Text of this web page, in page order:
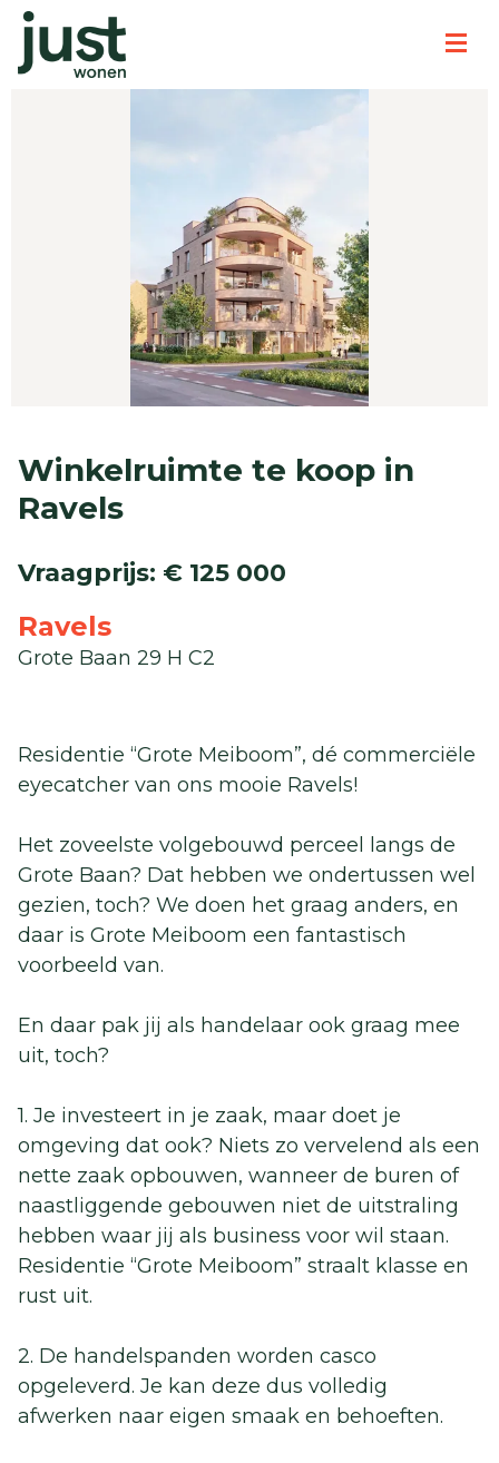
Winkelruimte te koop in
Ravels
Vraagprijs: € 125 000
Ravels
Grote Baan 29 H C2
Residentie “Grote Meiboom”, dé commerciële
eyecatcher van ons mooie Ravels!
Het zoveelste volgebouwd perceel langs de
Grote Baan? Dat hebben we ondertussen wel
gezien, toch? We doen het graag anders, en
daar is Grote Meiboom een fantastisch
voorbeeld van.
En daar pak jij als handelaar ook graag mee
uit, toch?
1. Je investeert in je zaak, maar doet je
omgeving dat ook? Niets zo vervelend als een
nette zaak opbouwen, wanneer de buren of
naastliggende gebouwen niet de uitstraling
hebben waar jij als business voor wil staan.
Residentie “Grote Meiboom” straalt klasse en
rust uit.
2. De handelspanden worden casco
opgeleverd. Je kan deze dus volledig
afwerken naar eigen smaak en behoeften.